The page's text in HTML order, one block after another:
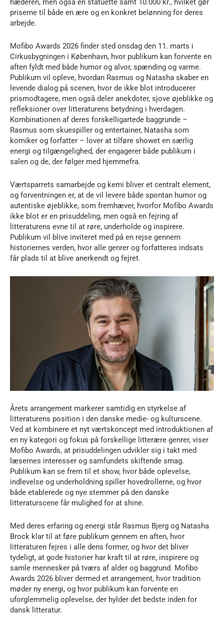
hæderen, men også en statuette samt 10.000 kr., hvilket gør
priserne til både en ære og en konkret belønning for deres
arbejde.
Mofibo Awards 2026 finder sted onsdag den 11. marts i
Cirkusbygningen i København, hvor publikum kan forvente en
aften fyldt med både humor og alvor, spænding og varme.
Publikum vil opleve, hvordan Rasmus og Natasha skaber en
levende dialog på scenen, hvor de ikke blot introducerer
prismodtagere, men også deler anekdoter, sjove øjeblikke og
refleksioner over litteraturens betydning i hverdagen.
Kombinationen af deres forskelligartede baggrunde –
Rasmus som skuespiller og entertainer, Natasha som
komiker og forfatter – lover at tilføre showet en særlig
energi og tilgængelighed, der engagerer både publikum i
salen og de, der følger med hjemmefra.
Værtsparrets samarbejde og kemi bliver et centralt element,
og forventningen er, at de vil levere både spontan humor og
autentiske øjeblikke, som fremhæver, hvorfor Mofibo Awards
ikke blot er en prisuddeling, men også en fejring af
litteraturens evne til at røre, underholde og inspirere.
Publikum vil blive inviteret med på en rejse gennem
historiernes verden, hvor alle genrer og forfatteres indsats
får plads til at blive anerkendt og fejret.
Årets arrangement markerer samtidig en styrkelse af
litteraturens position i den danske medie- og kulturscene.
Ved at kombinere et nyt værtskoncept med introduktionen af
en ny kategori og fokus på forskellige litterære genrer, viser
Mofibo Awards, at prisuddelingen udvikler sig i takt med
læsernes interesser og samfundets skiftende smag.
Publikum kan se frem til et show, hvor både oplevelse,
indlevelse og underholdning spiller hovedrollerne, og hvor
både etablerede og nye stemmer på den danske
litteraturscene får mulighed for at shine.
Med deres erfaring og energi står Rasmus Bjerg og Natasha
Brock klar til at føre publikum gennem en aften, hvor
litteraturen fejres i alle dens former, og hvor det bliver
tydeligt, at gode historier har kraft til at røre, inspirere og
samle mennesker på tværs af alder og baggrund. Mofibo
Awards 2026 bliver dermed et arrangement, hvor tradition
møder ny energi, og hvor publikum kan forvente en
uforglemmelig oplevelse, der hylder det bedste inden for
dansk litteratur.